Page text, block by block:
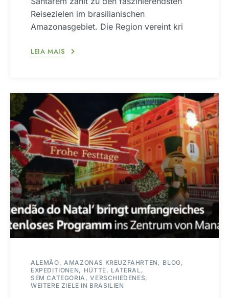
Reisezielen im brasilianischen
Amazonasgebiet. Die Region vereint kri
LEIA MAIS
ALEMÃO AMAZONAS KREUZFAHRTEN
BLOG
EXPEDITIONEN
HÜTTE
LATERAL
SEM CATEGORIA
VERSCHIEDENES
WEITERE ZIELE IN BRASILIEN